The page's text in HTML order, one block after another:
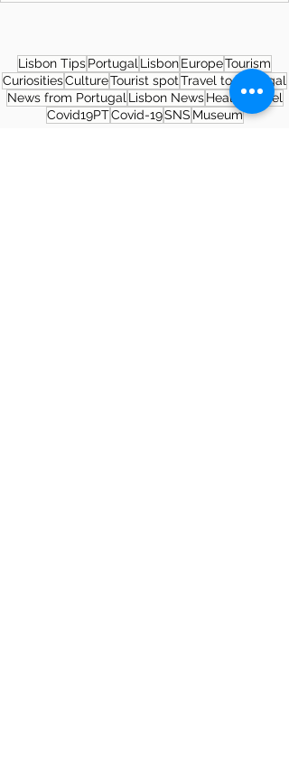
Lisbon TipsPortugal LisbonEuropeTourism
CuriositiesCultureTourist spotTravel to Portugal
News from Portugal Lisbon News HealthTravel
Covid19PTCovid-19SNS Museum